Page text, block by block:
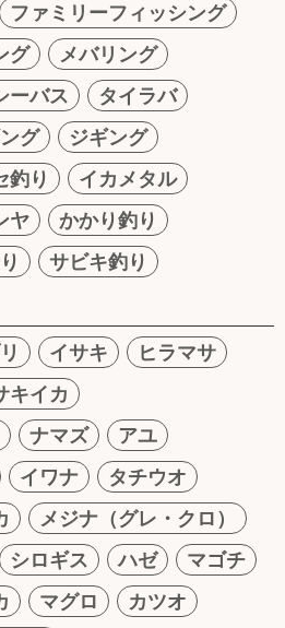
ファミリーフィッシング
グ
メバリング
ーバス
タイラバ
グ
ジギング
釣り
イカメタル
ヤ
かかり釣り
サビキ釣り
イサキ
ヒラマサ
キイカ
ナマズ
アユ
イワナ
タチウオ
メジナ（グレ・クロ）
シロギス ハゼ
マゴチ
マグロ
カツオ